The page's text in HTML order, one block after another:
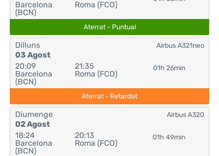
Barcelona
(BCN)
Roma (FCO)
Aterrat - Puntual
Dilluns
03 Agost
20:09
Barcelona
(BCN)
21:35
Roma (FCO)
01h 26min
Airbus A321neo
Aterrat - Retardat
Diumenge
02 Agost
18:24
Barcelona
(BCN)
20:13
Roma (FCO)
01h 49min
Airbus A320